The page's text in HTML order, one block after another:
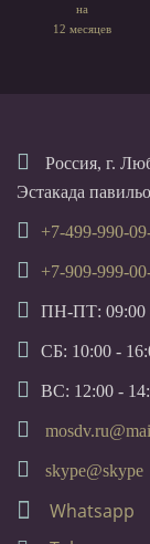
на
12 месяцев
Россия, г.
Эстакада
+7-499-990-
+7-909-999-
ПН-ПТ: 09:00
СБ: 10:00 -
ВС: 12:00 -
skype@skype
Whatsapp